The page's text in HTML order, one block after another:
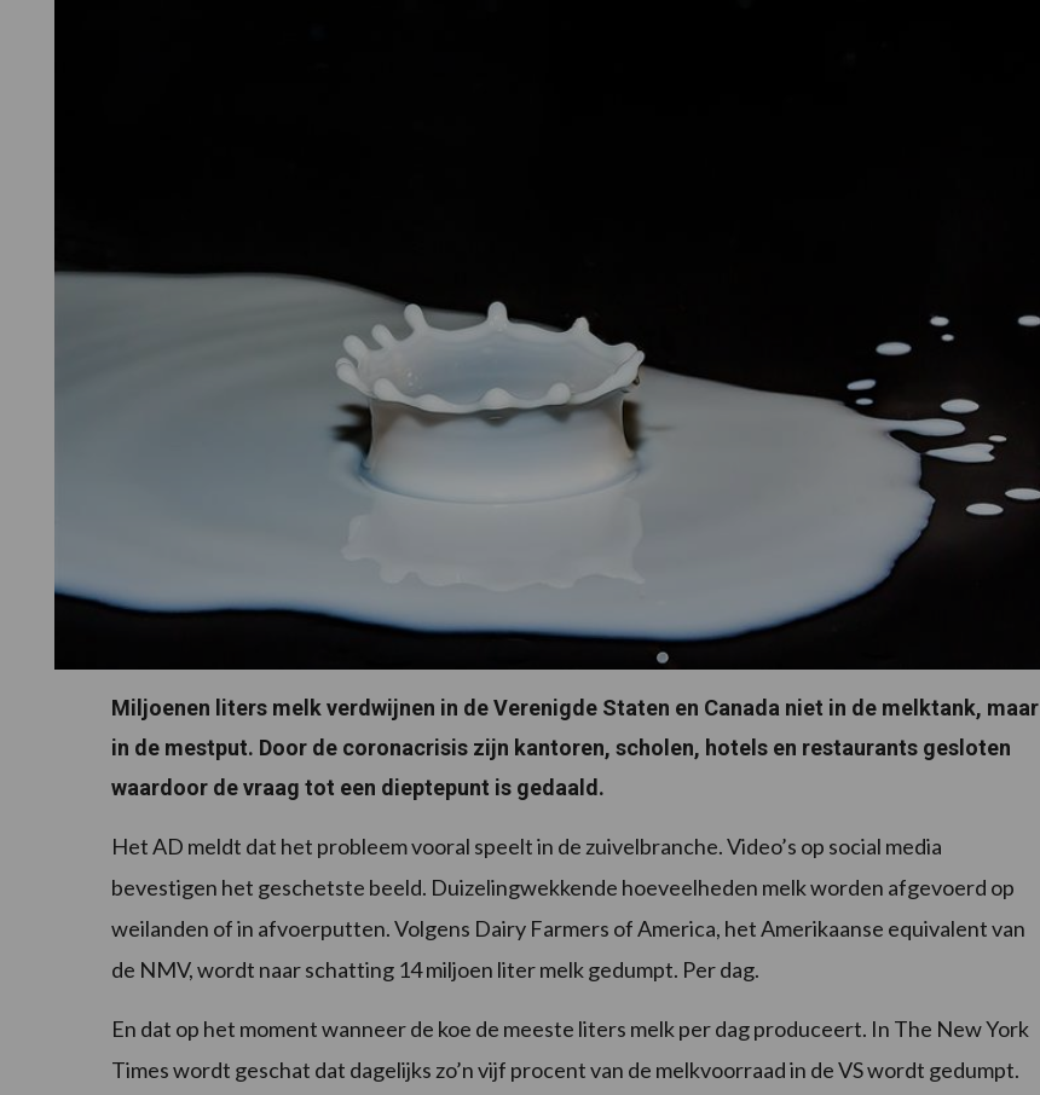
Miljoenen liters melk verdwijnen in de Verenigde Staten en Canada niet in de melktank, maar
in de mestput. Door de coronacrisis zijn kantoren, scholen, hotels en restaurants gesloten
waardoor de vraag tot een dieptepunt is gedaald.
Het AD meldt dat het probleem vooral speelt in de zuivelbranche. Video’s op social media
bevestigen het geschetste beeld. Duizelingwekkende hoeveelheden melk worden afgevoerd op
weilanden of in afvoerputten. Volgens Dairy Farmers of America, het Amerikaanse equivalent van
de NMV, wordt naar schatting 14 miljoen liter melk gedumpt. Per dag.
En dat op het moment wanneer de koe de meeste liters melk per dag produceert. In The New York
Times wordt geschat dat dagelijks zo’n vijf procent van de melkvoorraad in de VS wordt gedumpt.